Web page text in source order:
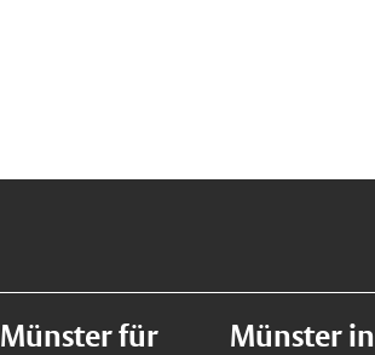
Münster für
Münster in